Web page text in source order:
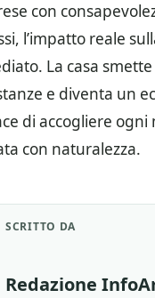
con
l’impatto reale
La casa
e diventa un
di accogliere ogni
con naturalezza.
SCRITTO DA
Redazione